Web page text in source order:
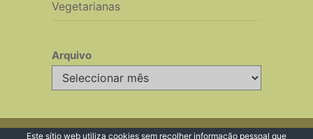
Vegetarianas
Arquivo
Arquivo
© 2026 Receitas de Cozinha
Este sítio web utiliza cookies sem recolher informação pessoal que